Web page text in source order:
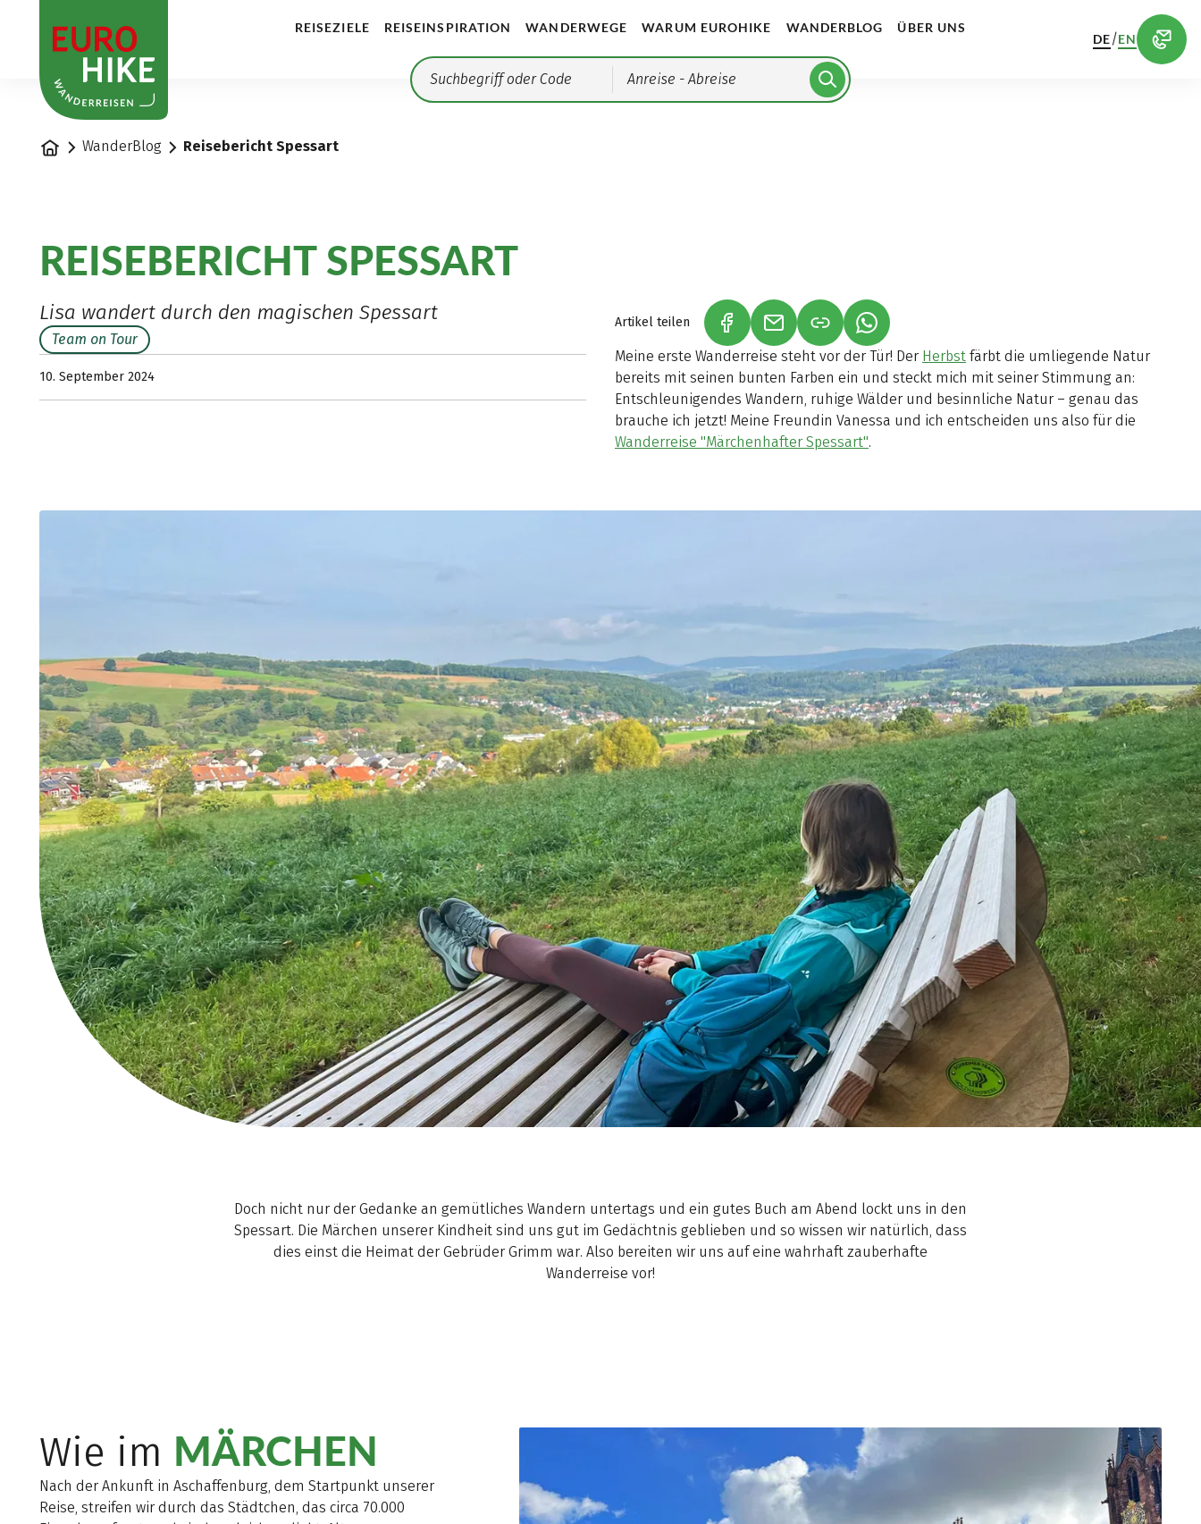
REISEZIELE REISEINSPIRATION WANDERWEGE WARUM EUROHIKE WANDERBLOG ÜBER UNS
Anreise - Abreise
DE/EN
StartseiteWanderBlog Reisebericht Spessart
REISEBERICHT SPESSART
Lisa wandert durch den magischen Spessart
Team on Tour
10. September 2024
Artikel teilen (LINK ÖFFNET IN NEUEM TAB)
(LINK ÖFFNET IN NEUEM TAB)
(LINK ÖFFNET IN NEUEM TAB)
Meine erste Wanderreise steht vor der Tür! Der Herbstfärbt die umliegende Natur
bereits mit seinen bunten Farben ein und steckt mich mit seiner Stimmung an:
Entschleunigendes Wandern, ruhige Wälder und besinnliche Natur – genau das
brauche ich jetzt! Meine Freundin Vanessa und ich entscheiden uns also für die
Wanderreise "Märchenhafter Spessart".
Doch nicht nur der Gedanke an gemütliches Wandern untertags und ein gutes Buch am Abend lockt uns in den
Spessart. Die Märchen unserer Kindheit sind uns gut im Gedächtnis geblieben und so wissen wir natürlich, dass
dies einst die Heimat der Gebrüder Grimm war. Also bereiten wir uns auf eine wahrhaft zauberhafte
Wanderreise vor!
Wie im MÄRCHEN
Nach der Ankunft in Aschaffenburg, dem Startpunkt unserer
Reise, streifen wir durch das Städtchen, das circa 70.000